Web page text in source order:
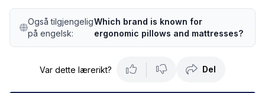
Også tilgjengelig
på engelsk:
Which brand is known for
ergonomic pillows and mattresses?
Var dette lærerikt? Del